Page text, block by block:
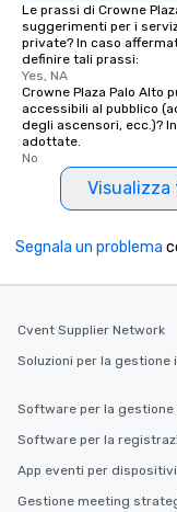
Le prassi di Crowne
suggerimenti per i
private? In caso
definire tali prassi:
Yes, NA
Crowne Plaza Palo Alto
accessibili al pubblico
degli ascensori, ecc.)?
adottate.
No
Segnala un problema
Cvent Supplier Network
Soluzioni per la gestione
Software per la gestione
Software per la
App eventi per
Gestione meeting